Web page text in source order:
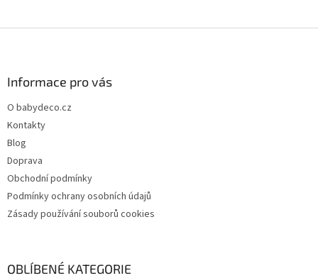
Informace pro vás
O babydeco.cz
Kontakty
Blog
Doprava
Obchodní podmínky
Podmínky ochrany osobních údajů
Zásady používání souborů cookies
OBLÍBENÉ KATEGORIE